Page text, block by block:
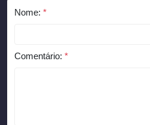
Nome: *
Comentário: *